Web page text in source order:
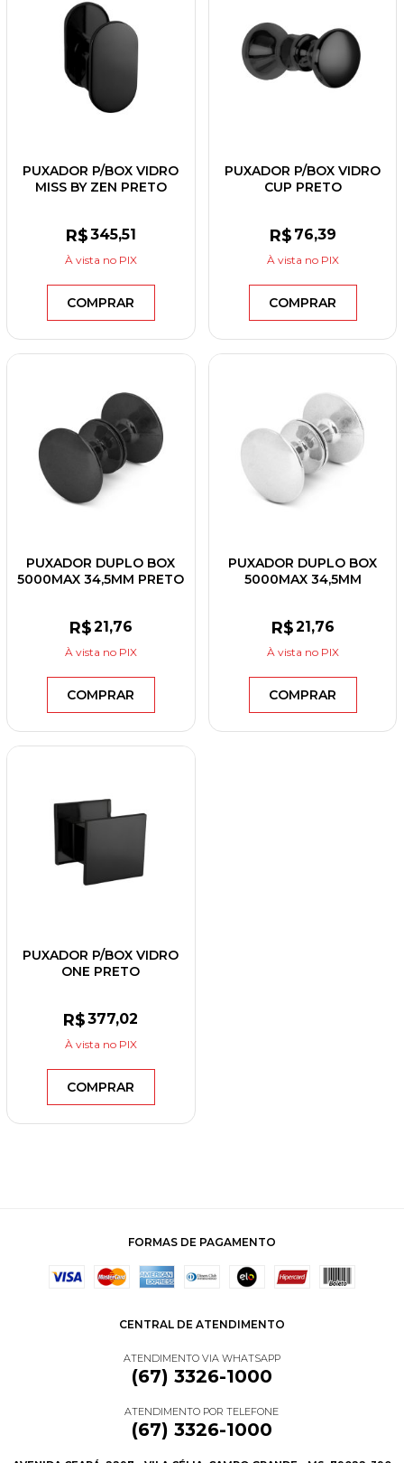
PUXADOR P/BOX VIDRO
MISS BY ZEN PRETO
R$345,51
À vista no PIX
COMPRAR
PUXADOR P/BOX VIDRO
CUP PRETO
R$ 76,39
À vista no PIX
COMPRAR
PUXADOR DUPLO BOX
5000MAX 34,5MM PRETO
R$21,76
À vista no PIX
COMPRAR
PUXADOR DUPLO BOX
5000MAX 34,5MM
R$21,76
À vista no PIX
COMPRAR
PUXADOR P/BOX VIDRO
ONE PRETO
R$377,02
À vista no PIX
COMPRAR
FORMAS DE PAGAMENTO
CENTRAL DE ATENDIMENTO
ATENDIMENTO VIA WHATSAPP
(67) 3326-1000
ATENDIMENTO POR TELEFONE
(67) 3326-1000